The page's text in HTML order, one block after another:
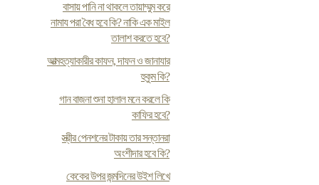
বাসায় পানি না থাকলে তায়াম্মুম করে
নামায পরা বৈধ হবে কি? নাকি এক মাইল
তালাশ করতে হবে?
আত্মহত্যাকারীর কাফন, দাফন ও জানাযার
হুকুম কি?
গান বাজনা শুনা হালাল মনে করলে কি
কাফির হবে?
স্ত্রীর পেনশনের টাকায় তার সন্তানরা
অংশীদার হবে কি?
কেকের উপর জন্মদিনের উইশ লিখে